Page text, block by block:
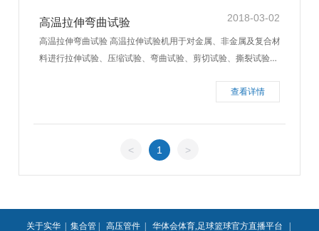
高温拉伸弯曲试验 2018-03-02
高温拉伸弯曲试验 高温拉伸试验机用于对金属、非金属及复合材
料进行拉伸试验、压缩试验、弯曲试验、剪切试验、撕裂试验、
最大力值、屈服力值、断裂力值及最大伸长量、屈服伸长量。高
料的抗拉强度、压缩强度、屈服强度、断裂强度、最大伸长率、
屈服伸长(压缩)率、断裂伸长率、定伸长应力、定应力伸长
查看详情
< 1 >
关于实华| 集合管| 高压管件| 华体会体育,足球篮球官方直播平台